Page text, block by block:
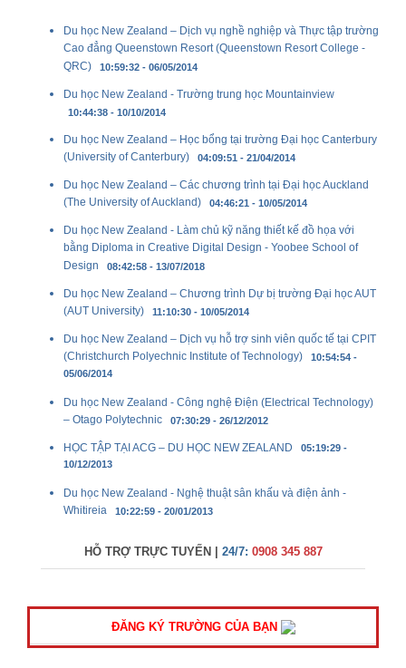
Du học New Zealand – Dịch vụ nghề nghiệp và Thực tập trường
Cao đẳng Queenstown Resort (Queenstown Resort College -
QRC)
10:59:32 - 06/05/2014
Du học New Zealand - Trường trung học Mountainview
10:44:38 - 10/10/2014
Du học New Zealand – Học bổng tại trường Đại học Canterbury
(University of Canterbury) 04:09:51 - 21/04/2014
Du học New Zealand – Các chương trình tại Đại học Auckland
(The University of Auckland) 04:46:21 - 10/05/2014
Du học New Zealand - Làm chủ kỹ năng thiết kế đồ họa với
bằng Diploma in Creative Digital Design - Yoobee School of
Design
08:42:58 - 13/07/2018
Du học New Zealand – Chương trình Dự bị trường Đại học AUT
(AUT University) 11:10:30 - 10/05/2014
Du học New Zealand – Dịch vụ hỗ trợ sinh viên quốc tế tại CPIT
(Christchurch Polyechnic Institute of Technology) 10:54:54 -
05/06/2014
Du học New Zealand - Công nghệ Điện (Electrical Technology)
– Otago Polytechnic 07:30:29 - 26/12/2012
HỌC TẬP TẠI ACG – DU HỌC NEW ZEALAND 05:19:29 -
10/12/2013
Du học New Zealand - Nghệ thuật sân khấu và điện ảnh -
Whitireia 10:22:59 - 20/01/2013
HỖ TRỢ TRỰC TUYẾN | 24/7: 0908 345 887
ĐĂNG KÝ TRƯỜNG CỦA BẠN